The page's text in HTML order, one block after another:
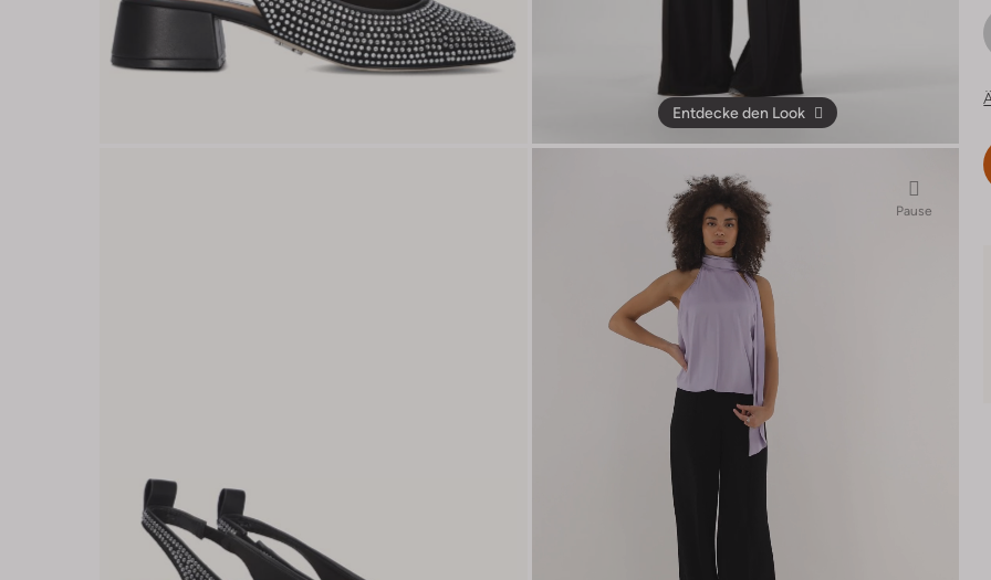
Entdecke den Look
Pause